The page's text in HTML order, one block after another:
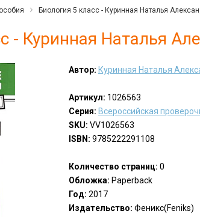
Биология 5 класс - Куринная Наталья
- Куринная Наталья
Автор: Куринная Наталья
Артикул: 1026563
Серия: Всероссийская
SKU: VV1026563
ISBN: 9785222291108
Количество страниц: 0
Обложка: Paperback
Год: 2017
Издательство: Феникс(Feniks)